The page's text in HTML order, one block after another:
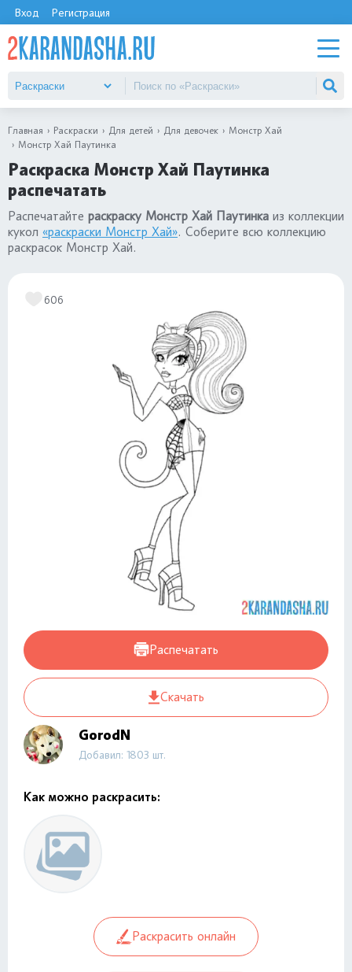
Вход Регистрация
Главная Раскраски Для детей Для девочек
Монстр Хай
Монстр Хай Паутинка
Раскраска Монстр Хай Паутинка
распечатать
Распечатайте раскраску Монстр Хай Паутинка из коллекции
кукол «раскраски Монстр Хай». Соберите всю коллекцию
раскрасок Монстр Хай.
606
Распечатать
Скачать
GorodN
Добавил: 1803 шт.
Как можно раскрасить:
Раскрасить онлайн